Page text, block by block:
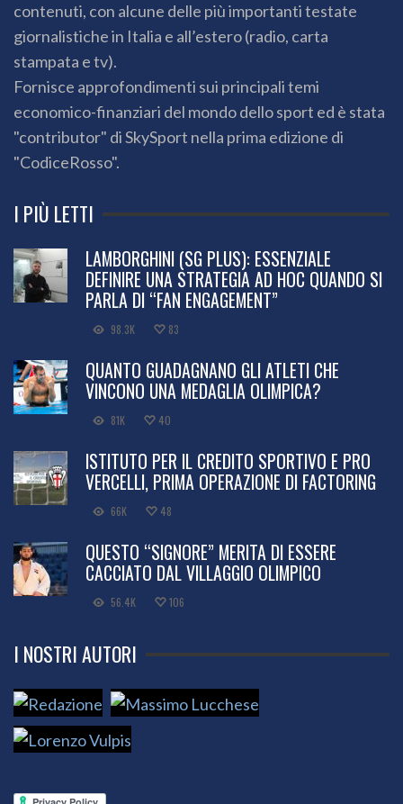
contenuti, con alcune delle più importanti testate
giornalistiche in Italia e all’estero (radio, carta
stampata e tv).
Fornisce approfondimenti sui principali temi
economico-finanziari del mondo dello sport ed è stata
"contributor" di SkySport nella prima edizione di
"CodiceRosso".
I PIÙ LETTI
LAMBORGHINI (SG PLUS): ESSENZIALE
DEFINIRE UNA STRATEGIA AD HOC QUANDO SI
PARLA DI “FAN ENGAGEMENT”
98.3K 83
QUANTO GUADAGNANO GLI ATLETI CHE
VINCONO UNA MEDAGLIA OLIMPICA?
81K 40
ISTITUTO PER IL CREDITO SPORTIVO E PRO
VERCELLI, PRIMA OPERAZIONE DI FACTORING
66K 48
QUESTO “SIGNORE” MERITA DI ESSERE
CACCIATO DAL VILLAGGIO OLIMPICO
56.4K 106
I NOSTRI AUTORI